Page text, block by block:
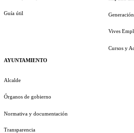
Guía útil
AYUNTAMIENTO
Alcalde
Órganos de gobierno
Normativa y documentación
Transparencia
Vives
Cursos y